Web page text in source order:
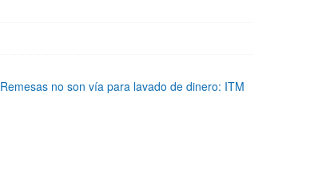
Remesas no son vía para lavado de dinero: ITM